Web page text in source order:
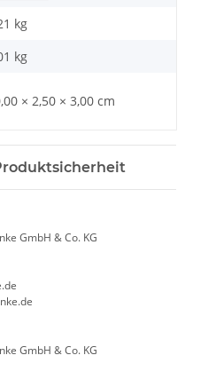
kg
kg
× 2,50 × 3,00 cm
GmbH & Co. KG
GmbH & Co. KG